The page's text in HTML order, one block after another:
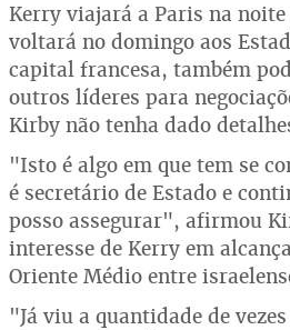
Kerry viajará a Paris na
voltará no domingo aos
capital francesa, também
outros líderes para
Kirby não tenha dado
"Isto é algo em que tem se
é secretário de Estado e
posso assegurar", afirmou
interesse de Kerry em
Oriente Médio entre
"Já viu a quantidade de